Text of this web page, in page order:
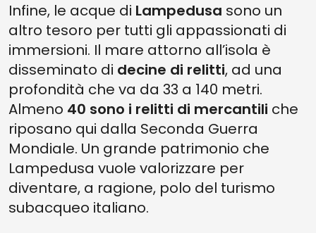
Infine, le acque di Lampedusa sono un
altro tesoro per tutti gli appassionati di
immersioni. Il mare attorno all’isola è
disseminato di decine di relitti, ad una
profondità che va da 33 a 140 metri.
Almeno 40 sono i relitti di mercantili che
riposano qui dalla Seconda Guerra
Mondiale. Un grande patrimonio che
Lampedusa vuole valorizzare per
diventare, a ragione, polo del turismo
subacqueo italiano.